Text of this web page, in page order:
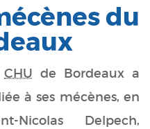
du
CHU de Bordeaux a
à ses mécènes, en
Nicolas Delpech,